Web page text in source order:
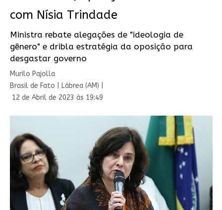
com Nísia Trindade
Ministra rebate alegações de "ideologia de
gênero" e dribla estratégia da oposição para
desgastar governo
Murilo Pajolla
Brasil de Fato | Lábrea (AM) |
12 de Abril de 2023 às 19:49